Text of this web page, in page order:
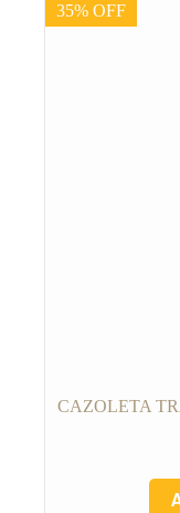
35% OFF
CAZOLETA